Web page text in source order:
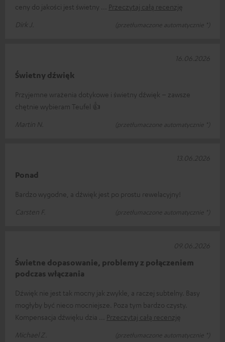
ceny do jakości jest świetny
Przeczytaj całą recenzję
Dirk J.
(przetłumaczone automatycznie *)
Świetny dźwięk
Przyjemne wrażenia dotykowe i świetny dźwięk – zawsze
chętnie wybieram Teufel 👍
Martin N.
(przetłumaczone automatycznie *)
16.06.2026
Ponad
Bardzo wygodne, a dźwięk jest po prostu rewelacyjny!
Carsten F.
(przetłumaczone automatycznie *)
13.06.2026
Świetne dopasowanie, problemy z połączeniem
podczas włączania
Dźwięk nie jest tak mocny jak zwykle, a raczej subtelny. Basy
mogłyby być nieco mocniejsze. Poza tym bardzo czysty.
Kompensacja dźwięku dzia
Przeczytaj całą recenzję
Michael Z.
(przetłumaczone automatycznie *)
09.06.2026